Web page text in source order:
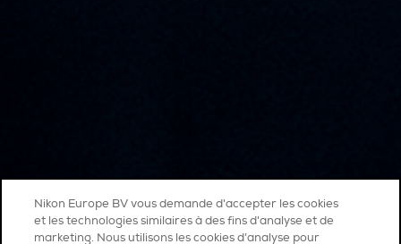
Nikon Europe BV vous demande d'accepter les cookies
et les technologies similaires à des fins d'analyse et de
marketing. Nous utilisons les cookies d’analyse pour